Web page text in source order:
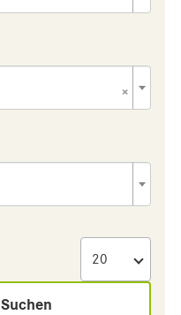
×
Suchen